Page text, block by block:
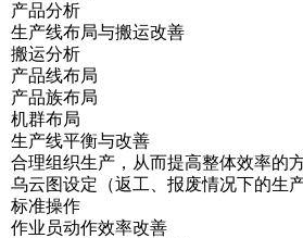
产品分析
生产线布局与搬运改善
搬运分析
产品线布局
产品族布局
机群布局
生产线平衡与改善
合理组织生产，从而提高整体效率的
乌云图设定（返工、报废情况下的生
标准操作
作业员动作效率改善